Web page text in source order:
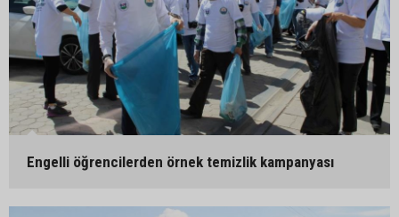
Engelli öğrencilerden örnek temizlik kampanyası